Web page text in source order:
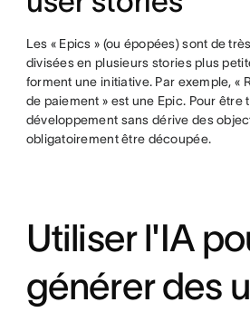
Les « Epics » (ou épopées) sont de
divisées en plusieurs stories plus
forment une initiative. Par exemple, «
de paiement » est une Epic. Pour être
développement sans dérive des
obligatoirement être découpée.
Utiliser l'IA
générer des